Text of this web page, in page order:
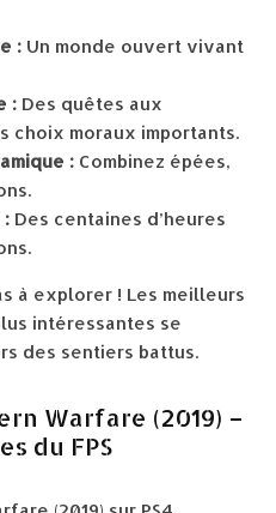
: Un monde ouvert vivant
: Des quêtes aux
choix moraux importants.
: Combinez épées,
: Des centaines d’heures
à explorer ! Les meilleurs
intéressantes se
des sentiers battus.
Warfare (2019) –
du FPS